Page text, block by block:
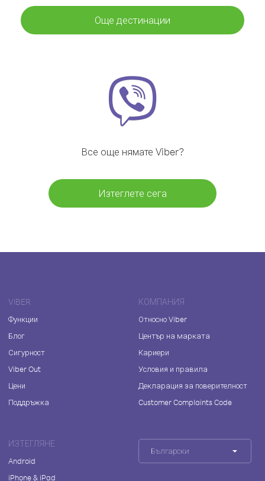
Още дестинации
Все още нямате Viber?
Изтеглете сега
VIBER
Функции
Блог
Сигурност
Viber Out
Цени
Поддръжка
КОМПАНИЯ
Относно Viber
Център на марката
Кариери
Условия и правила
Декларация за поверителност
Customer Complaints Code
ИЗТЕГЛЯНЕ
Android
iPhone & iPad
Български